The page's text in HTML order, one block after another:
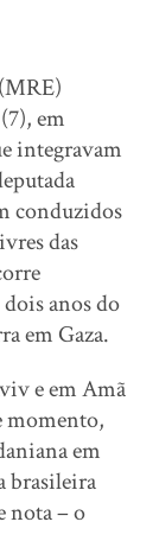
em
integravam
conduzidos
das
anos do
em Gaza.
e em Amã
momento,
em
brasileira
nota – o